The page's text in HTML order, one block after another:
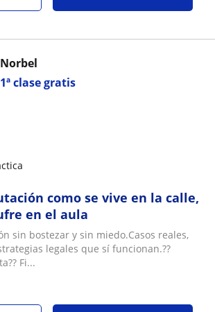
1ª clase gratis
Norbel
como se vive en la calle,
en el aula
sin bostezar y sin miedo.Casos reales,
legales que sí funcionan.??
Fi...